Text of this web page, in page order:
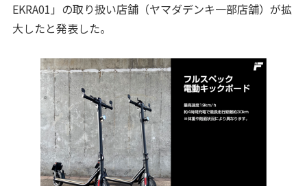
EKRA01」の取り扱い店舗（ヤマダデンキ一部店舗）が拡
大したと発表した。